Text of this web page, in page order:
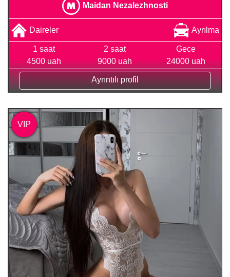
Maidan Nezalezhnosti
Daireler Ayrılma
1 saat
4500 uah
2 saat
9000 uah
Gece
24000 uah
Ayrıntılı profil
VIP